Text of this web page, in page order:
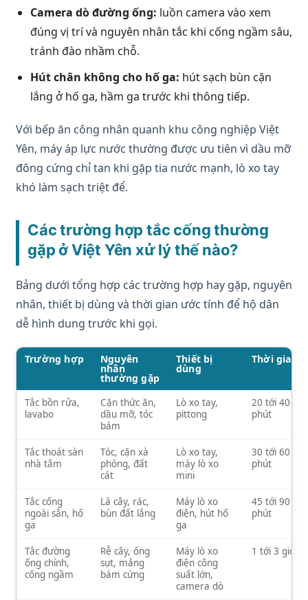
Camera dò đường ống: luồn camera vào xem
đúng vị trí và nguyên nhân tắc khi cống ngầm sâu,
tránh đào nhầm chỗ.
Hút chân không cho hố ga: hút sạch bùn cặn
lắng ở hố ga, hầm ga trước khi thông tiếp.
Với bếp ăn công nhân quanh khu công nghiệp Việt
Yên, máy áp lực nước thường được ưu tiên vì dầu mỡ
đông cứng chỉ tan khi gặp tia nước mạnh, lò xo tay
khó làm sạch triệt để.
Các trường hợp tắc cống thường
gặp ở Việt Yên xử lý thế nào?
Bảng dưới tổng hợp các trường hợp hay gặp, nguyên
nhân, thiết bị dùng và thời gian ước tính để hộ dân
dễ hình dung trước khi gọi.
Trường hợp Nguyên
nhân
thường gặp
Thiết bị
dùng
Thời gian
Tắc bồn rửa,
lavabo
Cặn thức ăn,
dầu mỡ, tóc
bám
Lò xo tay,
pittong
20 tới 40
phút
Tắc thoát sàn
nhà tắm
Tóc, cặn xà
phòng, đất
cát
Lò xo tay,
máy lò xo
mini
30 tới 60
phút
Tắc cống
ngoài sân, hố
ga
Lá cây, rác,
bùn đất lắng
Máy lò xo
điện, hút hố
ga
45 tới 90
phút
Tắc đường
ống chính,
cống ngầm
Rễ cây, ống
sụt, mảng
bám cứng
Máy lò xo
điện công
suất lớn,
camera dò
1 tới 3 giờ